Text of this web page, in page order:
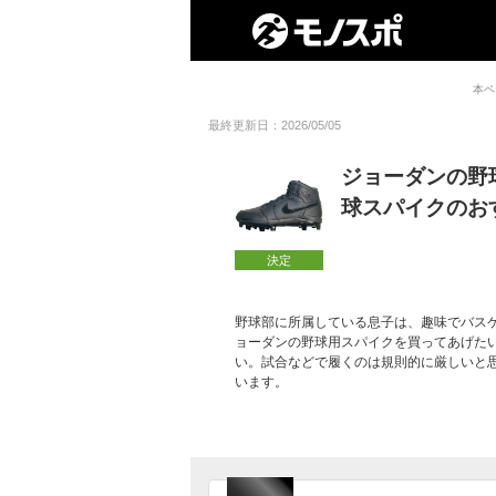
本
最終更新日：2026/05/05
決定
ジョーダンの
球スパイクのお
野球部に所属している息子は、趣味でバス
ョーダンの野球用スパイクを買ってあげ
い。試合などで履くのは規則的に厳しい
います。